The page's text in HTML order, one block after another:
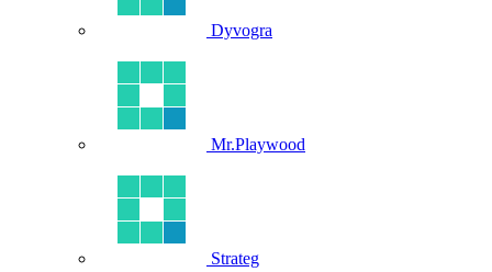
Dyvogra
Mr.Playwood
Strateg